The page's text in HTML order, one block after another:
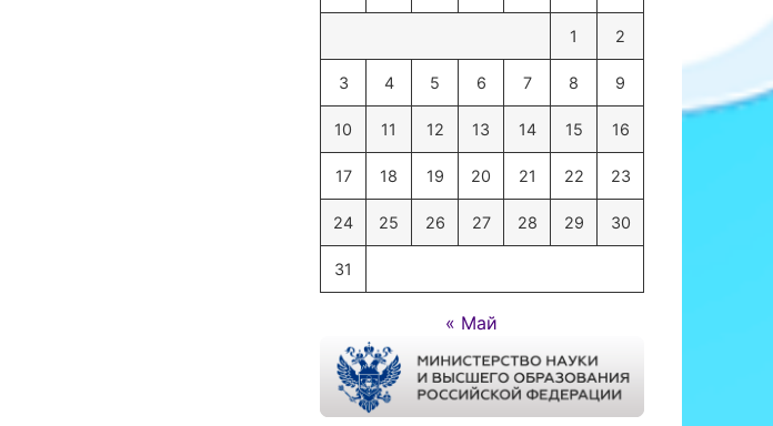
1 2
3 4 5 6 7 8 9
10 11 12 13 14 15 16
17 18 19 20 21 22 23
24 25 26 27 28 29 30
31
« Май